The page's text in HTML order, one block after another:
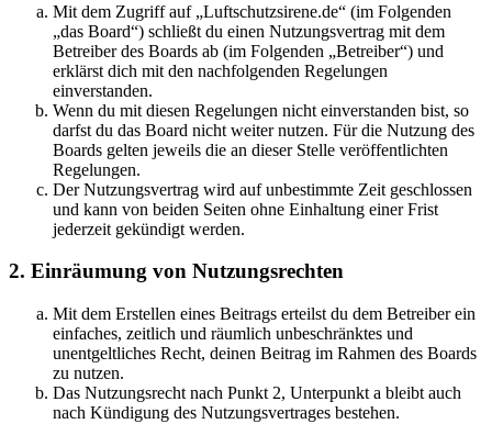
Mit dem Zugriff auf „Luftschutzsirene.de“ (im Folgenden
„das Board“) schließt du einen Nutzungsvertrag mit dem
Betreiber des Boards ab (im Folgenden „Betreiber“) und
erklärst dich mit den nachfolgenden Regelungen
einverstanden.
Wenn du mit diesen Regelungen nicht einverstanden bist, so
darfst du das Board nicht weiter nutzen. Für die Nutzung des
Boards gelten jeweils die an dieser Stelle veröffentlichten
Regelungen.
Der Nutzungsvertrag wird auf unbestimmte Zeit geschlossen
und kann von beiden Seiten ohne Einhaltung einer Frist
jederzeit gekündigt werden.
2. Einräumung von Nutzungsrechten
Mit dem Erstellen eines Beitrags erteilst du dem Betreiber ein
einfaches, zeitlich und räumlich unbeschränktes und
unentgeltliches Recht, deinen Beitrag im Rahmen des Boards
zu nutzen.
Das Nutzungsrecht nach Punkt 2, Unterpunkt a bleibt auch
nach Kündigung des Nutzungsvertrages bestehen.